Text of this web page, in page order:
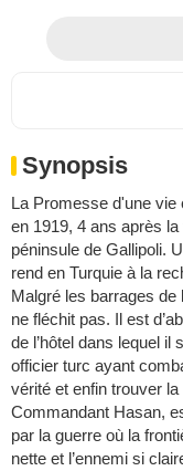
Synopsis
La Promesse d'une vie
en 1919, 4 ans après
péninsule de Gallipoli.
rend en Turquie à la
Malgré les barrages de
ne fléchit pas. Il est
de l’hôtel dans lequel il
officier turc ayant
vérité et enfin trouver
Commandant Hasan,
par la guerre où la
nette et l’ennemi si